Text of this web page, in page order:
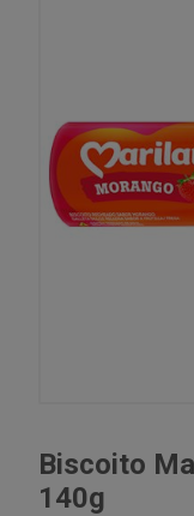
Biscoito
140g